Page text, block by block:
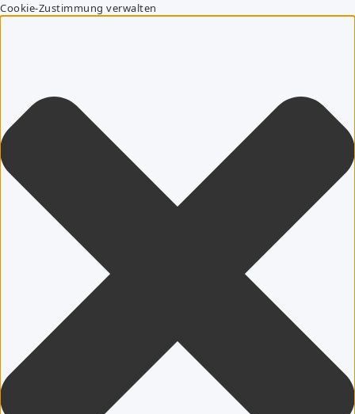
Cookie-Zustimmung verwalten